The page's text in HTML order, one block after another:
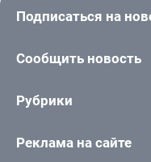
Подписаться на
Сообщить новость
Рубрики
Реклама на сайте